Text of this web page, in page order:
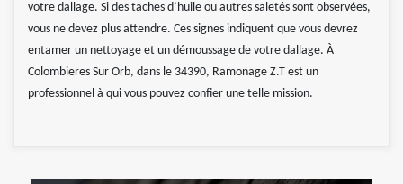
votre dallage. Si des taches d’huile ou autres saletés sont observées,
vous ne devez plus attendre. Ces signes indiquent que vous devrez
entamer un nettoyage et un démoussage de votre dallage. À
Colombieres Sur Orb, dans le 34390, Ramonage Z.T est un
professionnel à qui vous pouvez confier une telle mission.